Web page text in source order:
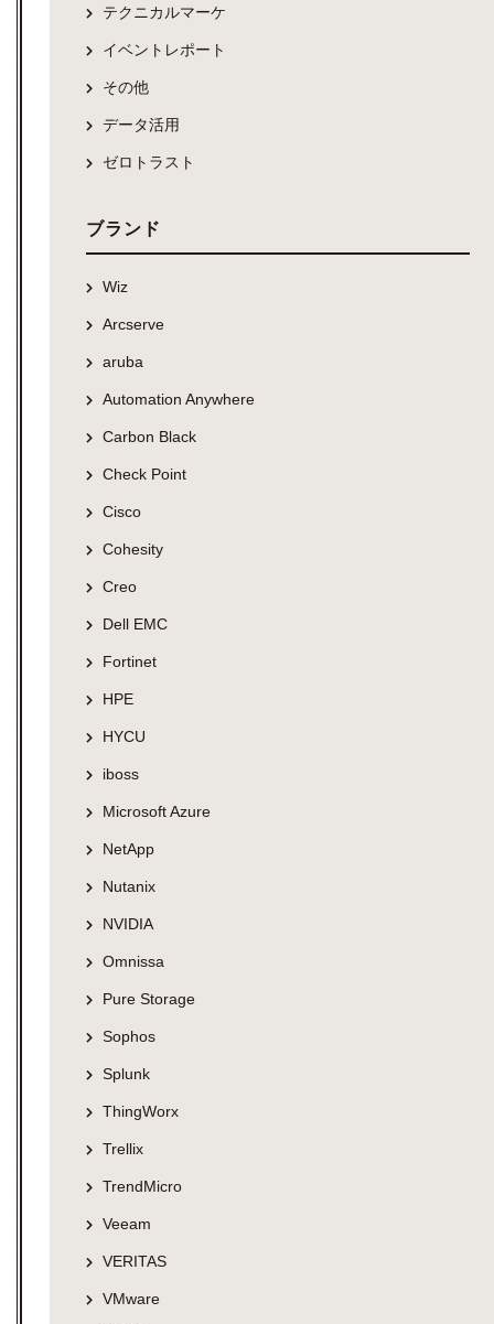
テクニカルマーケ
イベントレポート
その他
データ活用
ゼロトラスト
ブランド
Wiz
Arcserve
aruba
Automation Anywhere
Carbon Black
Check Point
Cisco
Cohesity
Creo
Dell EMC
Fortinet
HPE
HYCU
iboss
Microsoft Azure
NetApp
Nutanix
NVIDIA
Omnissa
Pure Storage
Sophos
Splunk
ThingWorx
Trellix
TrendMicro
Veeam
VERITAS
VMware